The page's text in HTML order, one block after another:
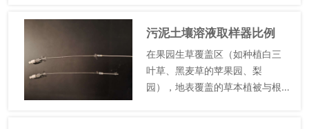
N。对于已收获的秸秆，也可采用
人工浸润等方式让同位素渗...
污泥土壤溶液取样器比例
在果园生草覆盖区（如种植白三
叶草、黑麦草的苹果园、梨
园），地表覆盖的草本植被与根